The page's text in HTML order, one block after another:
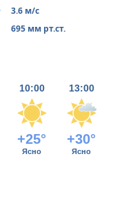
3.6 м/с
695 мм рт.ст.
10:00 13:00
+25° +30°
Ясно Ясно